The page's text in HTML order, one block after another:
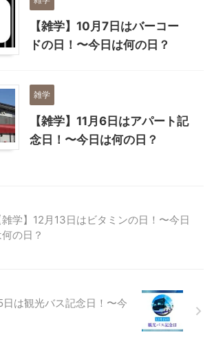
【雑学】10月7日はバーコー
ドの日！〜今日は何の日？
雑学
【雑学】11月6日はアパート記
念日！〜今日は何の日？
雑学】12月13日はビタミンの日！〜今日
の日？
日は観光バス記念日！〜今